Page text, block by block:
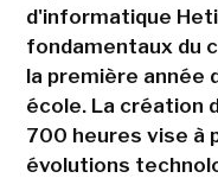
d'informatique
fondamentaux du
la première année
école. La création
700 heures vise à
évolutions